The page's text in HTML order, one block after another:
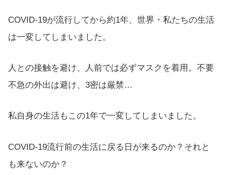
COVID-19が流行してから約1年、世界・私たちの生活
は一変してしまいました。
人との接触を避け、人前では必ずマスクを着用。不要
不急の外出は避け、3密は厳禁…
私自身の生活もこの1年で一変してしまいました。
COVID-19流行前の生活に戻る日が来るのか？それと
も来ないのか？